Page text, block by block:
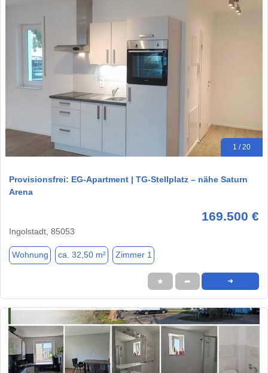
1 / 20
Provisionsfrei: EG-Apartment | TG-Stellplatz – nähe Saturn
Arena
169.500 €
Ingolstadt, 85053
Wohnung ca. 32,50 m² Zimmer 1
★ ➦ ➜